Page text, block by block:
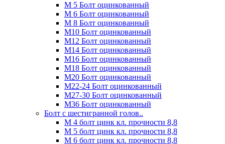
М 5 Болт оцинкованный
М 6 Болт оцинкованный
М 8 Болт оцинкованный
М10 Болт оцинкованный
М12 Болт оцинкованный
М14 Болт оцинкованный
М16 Болт оцинкованный
М18 Болт оцинкованный
М20 Болт оцинкованный
М22-24 Болт оцинкованный
М27-30 Болт оцинкованный
М36 Болт оцинкованный
Болт с шестигранной голов..
М 4 болт цинк кл. прочности 8,8
М 5 болт цинк кл. прочности 8,8
М 6 болт цинк кл. прочности 8,8